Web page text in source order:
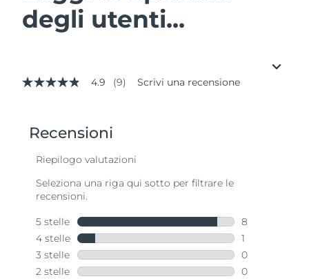
degli utenti...
4.9
valore
valutazione
Read
Stesso
alla
pagina.
4.9 (9) Scrivi una recensione